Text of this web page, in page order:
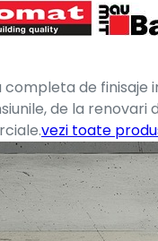
completa de
de la
vezi toate